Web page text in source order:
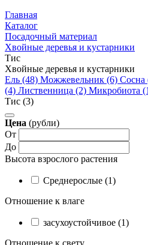
Главная
Каталог
Посадочный материал
Хвойные деревья и кустарники
Тис
Хвойные деревья и кустарники
Ель (48) Можжевельник (6) Сосна
(4) Лиственница (2) Микробиота
Тис (3)
Цена (рубли)
От
До
Высота взрослого растения
Cреднерослые (1)
Отношение к влаге
засухоустойчивое (1)
Отношение к свету